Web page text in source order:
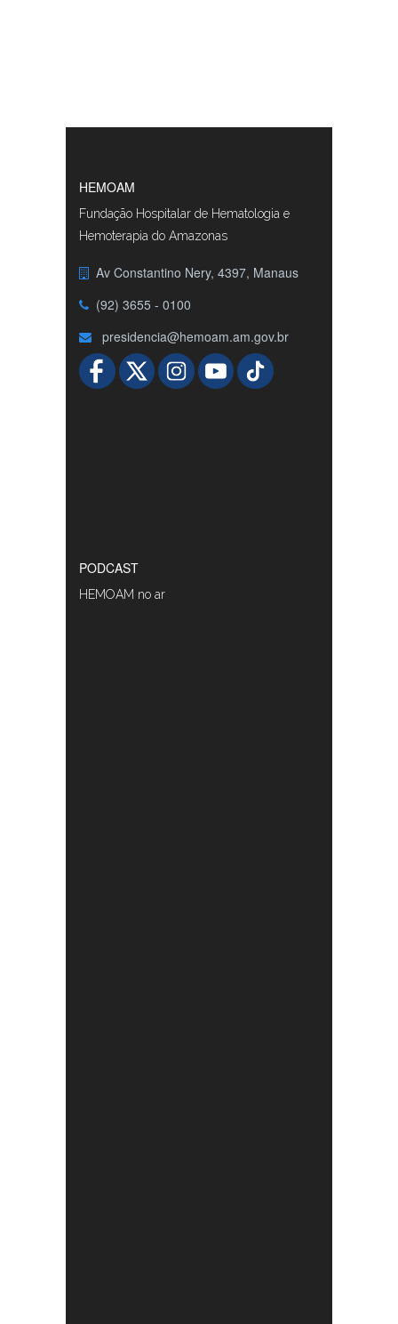
HEMOAM
Fundação Hospitalar de Hematologia e
Hemoterapia do Amazonas
Av Constantino Nery, 4397, Manaus
(92) 3655 - 0100
presidencia@hemoam.am.gov.br
PODCAST
HEMOAM no ar